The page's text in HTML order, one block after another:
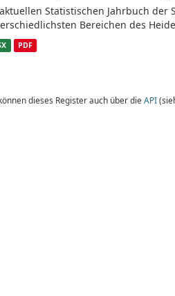
Statistischen Jahrbuch
Bereichen des
PDF
dieses Register auch über die API